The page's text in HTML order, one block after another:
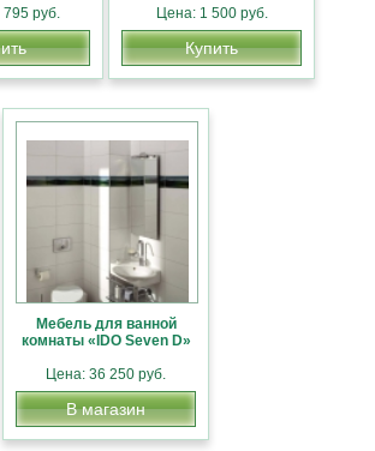
руб.
Цена: 1 500 руб.
Купить
Мебель для ванной
комнаты «IDO Seven D»
Цена: 36 250 руб.
В магазин